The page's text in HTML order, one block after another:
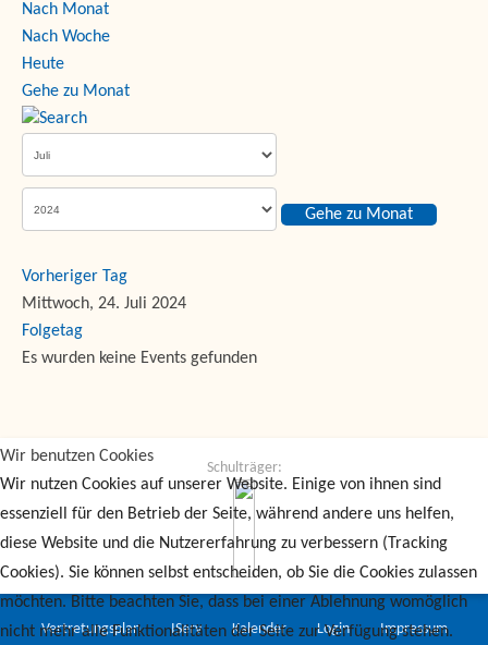
Nach Monat
Nach Woche
Heute
Gehe zu Monat
Gehe zu Monat
Vorheriger Tag
Mittwoch, 24. Juli 2024
Folgetag
Es wurden keine Events gefunden
Schulträger:
Vertretungsplan IServ Kalender Login Impressum
Wir benutzen Cookies
Wir nutzen Cookies auf unserer Website. Einige von ihnen sind
essenziell für den Betrieb der Seite, während andere uns helfen,
diese Website und die Nutzererfahrung zu verbessern (Tracking
Cookies). Sie können selbst entscheiden, ob Sie die Cookies zulassen
möchten. Bitte beachten Sie, dass bei einer Ablehnung womöglich
nicht mehr alle Funktionalitäten der Seite zur Verfügung stehen.